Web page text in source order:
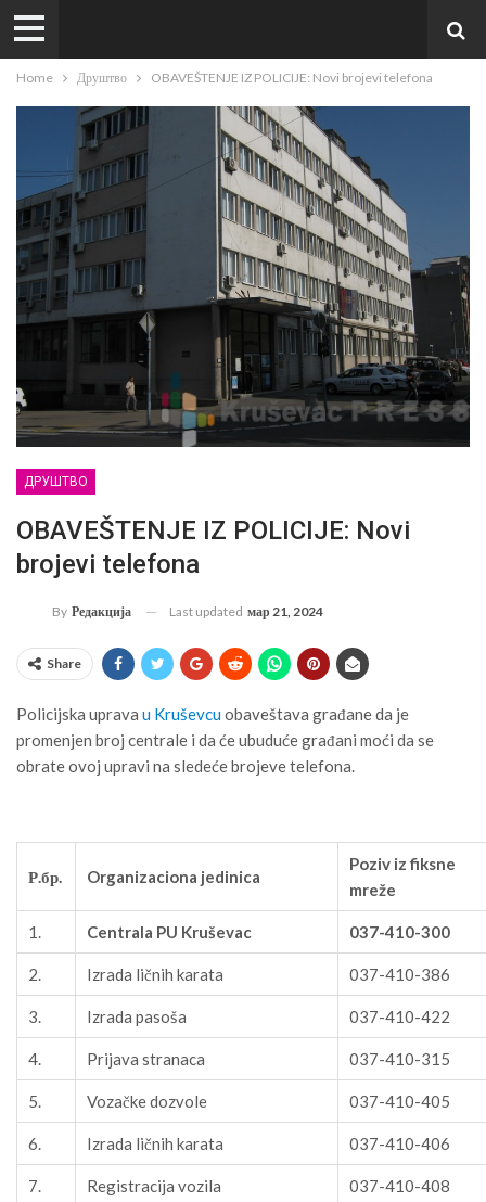
Home Друштво OBAVEŠTENJE IZ POLICIJE: Novi brojevi telefona
ДРУШТВО
OBAVEŠTENJE IZ POLICIJE: Novi
brojevi telefona
By Редакција Last updated мар 21, 2024
Share
Policijska uprava u Kruševcuobaveštava građane da je
promenjen broj centrale i da će ubuduće građani moći da se
obrate ovoj upravi na sledeće brojeve telefona.
Р.бр. Organizaciona jedinica
Poziv iz fiksne
mreže
1. Centrala PU Kruševac 037-410-300
2. Izrada ličnih karata 037-410-386
3. Izrada pasoša 037-410-422
4. Prijava stranaca 037-410-315
5. Vozačke dozvole 037-410-405
6. Izrada ličnih karata 037-410-406
7. Registracija vozila 037-410-408